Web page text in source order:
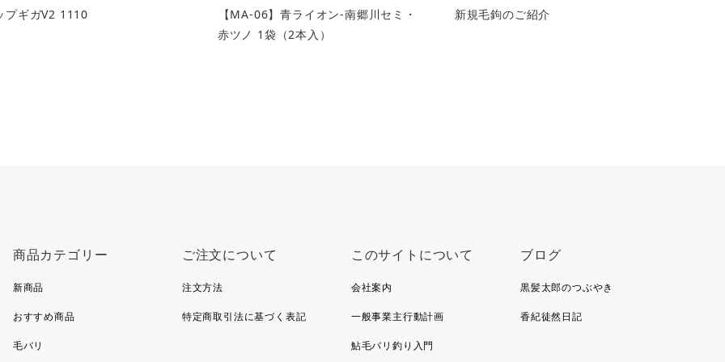
プギガV2 1110
【MA-06】青ライオン-南郷川セミ・
赤ツノ 1袋（2本入）
新規毛鉤のご紹介
商品カテゴリー
新商品
おすすめ商品
毛バリ
ご注文について
注文方法
特定商取引法に基づく表記
このサイトについて
会社案内
一般事業主行動計画
鮎毛バリ釣り入門
ブログ
黒髪太郎のつぶやき
香紀徒然日記